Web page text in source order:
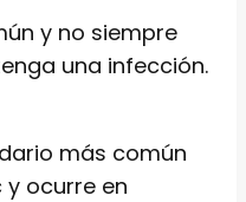
y no siempre
una infección.
más común
ocurre en